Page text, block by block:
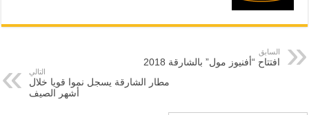
السابق
افتتاح “أفنيوز مول” بالشارقة 2018
التالي
مطار الشارقة يسجل نموا قويا خلال
أشهر الصيف